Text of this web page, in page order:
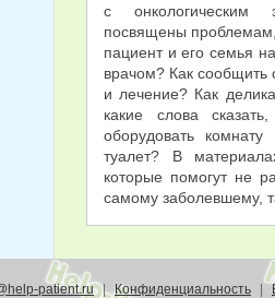
с онкологическим
посвящены проблемам,
пациент и его семья
врачом? Как сообщить
и лечение? Как
какие слова
оборудовать
туалет? В
которые помогут не
самому заболевшему,
patient.ru | Конфиденциальность